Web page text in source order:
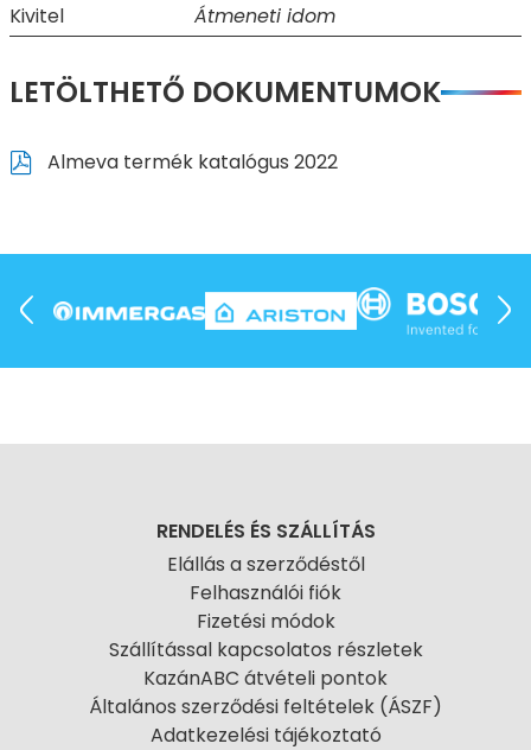
Kivitel
Átmeneti idom
LETÖLTHETŐ DOKUMENTUMOK
Almeva termék katalógus 2022
RENDELÉS ÉS SZÁLLÍTÁS
Elállás a szerződéstől
Felhasználói fiók
Fizetési módok
Szállítással kapcsolatos részletek
KazánABC átvételi pontok
Általános szerződési feltételek (ÁSZF)
Adatkezelési tájékoztató